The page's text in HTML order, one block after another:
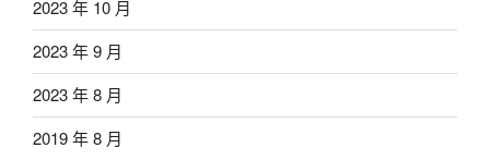
2023 年 10 月
2023 年 9 月
2023 年 8 月
2019 年 8 月